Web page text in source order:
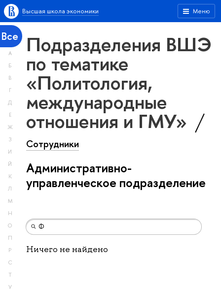
Меню
Высшая школа экономики
Все
А
Б
В
Г
Д
Е
Ж
З
И
Й
К
Л
М
Н
О
П
Р
С
Т
У
Подразделения ВШЭ
по тематике
«Политология,
международные
отношения и ГМУ»
Сотрудники
Административно-
управленческое подразделение
Ничего не найдено